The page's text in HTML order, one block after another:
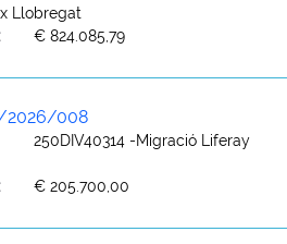
Llobregat
€ 824.085,79
2026/008
250DIV40314 -Migració Liferay
€ 205.700,00